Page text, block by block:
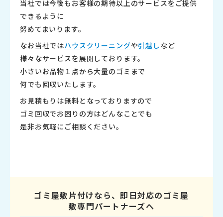
当社では今後もお客様の期待以上のサービスをご提供
できるように
努めてまいります。
なお当社ではハウスクリーニングや引越しなど
様々なサービスを展開しております。
小さいお品物１点から大量のゴミまで
何でも回収いたします。
お見積もりは無料となっておりますので
ゴミ回収でお困りの方はどんなことでも
是非お気軽にご相談ください。
ゴミ屋敷片付けなら、即日対応のゴミ屋
敷専門パートナーズへ